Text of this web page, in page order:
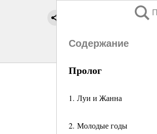
Содержание
Пролог
1. Луи и Жанна
2. Молодые годы